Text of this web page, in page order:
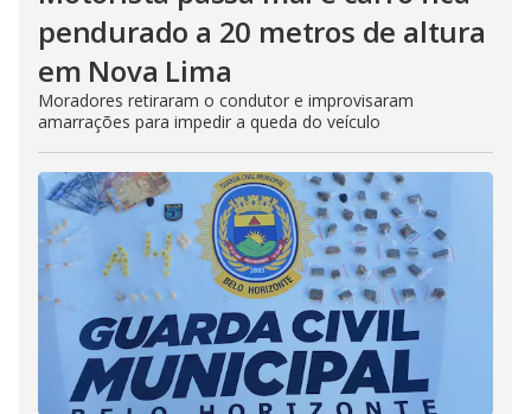
pendurado a 20 metros de altura
em Nova Lima
Moradores retiraram o condutor e improvisaram
amarrações para impedir a queda do veículo